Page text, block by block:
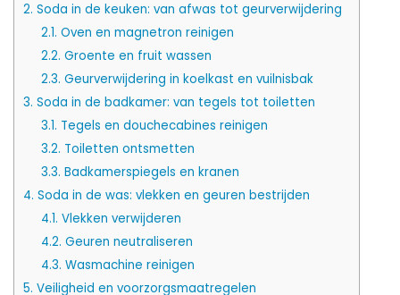
2. Soda in de keuken: van afwas tot geurverwijdering
2.1. Oven en magnetron reinigen
2.2. Groente en fruit wassen
2.3. Geurverwijdering in koelkast en vuilnisbak
3. Soda in de badkamer: van tegels tot toiletten
3.1. Tegels en douchecabines reinigen
3.2. Toiletten ontsmetten
3.3. Badkamerspiegels en kranen
4. Soda in de was: vlekken en geuren bestrijden
4.1. Vlekken verwijderen
4.2. Geuren neutraliseren
4.3. Wasmachine reinigen
5. Veiligheid en voorzorgsmaatregelen